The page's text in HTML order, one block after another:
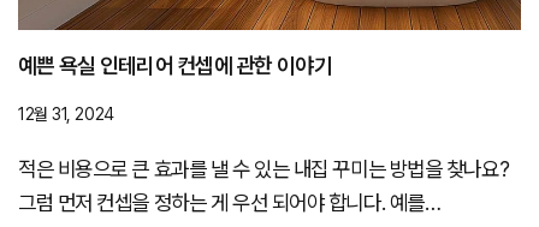
예쁜 욕실 인테리어 컨셉에 관한 이야기
12월 31, 2024
적은 비용으로 큰 효과를 낼 수 있는 내집 꾸미는 방법을 찾나요?
그럼 먼저 컨셉을 정하는 게 우선 되어야 합니다. 예를…